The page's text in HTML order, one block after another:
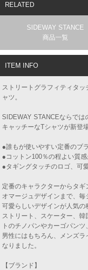
RELATED
SIDEWAY STANCE
商品一覧
ITEM INFO
ストリートグラフィティタ
ャツ。
SIDEWAY STANCEならでは
キャッチーなTシャツが新登場
●誰もが使いやすい定番のブ
●コットン100％の程よい質
●タギングタッチのロゴ、可
定番のキャラクターからタギ
オマージュデザインまで、毎
可愛らしいデザインが人気の
ストリート、スケーター、
トのチノパンやカーゴパン
男性にはもちろん、メンズ
なりました。
【ブランド】